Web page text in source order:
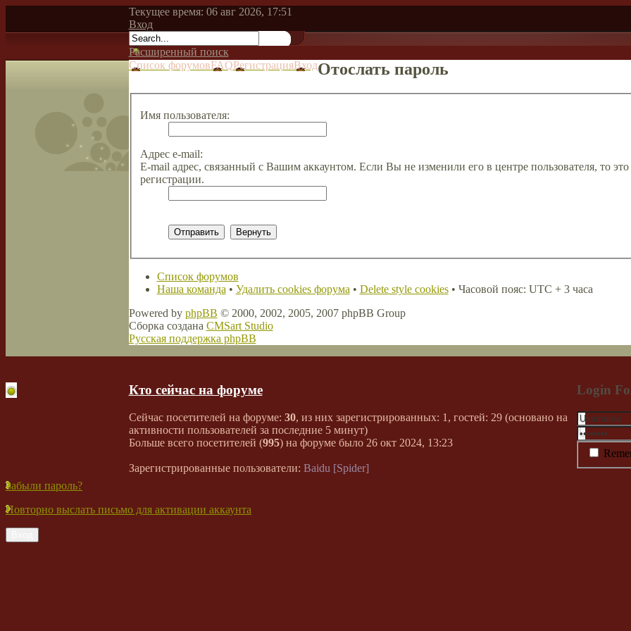
Текущее время: 06 авг 2026, 17:51
Вход
Расширенный поиск
Список форумовFAQРегистрацияВходОтослать пароль
Имя пользователя:
Адрес e-mail:
E-mail адрес, связанный с Вашим аккаунтом. Если Вы не изменили его в центре пользователя, то
регистрации.
Список форумов
Наша команда• Удалить cookies форума• Delete style cookies• Часовой пояс: UTC + 3 часа
Powered by phpBB © 2000, 2002, 2005, 2007 phpBB Group
Сборка создана CMSart Studio
Русская поддержка phpBB
Кто сейчас на форуме
Сейчас посетителей на форуме: 30, из них зарегистрированных: 1, гостей: 29 (основано на
активности пользователей за последние 5 минут)
Больше всего посетителей (995) на форуме было 26 окт 2024, 13:23
Зарегистрированные пользователи: Baidu [Spider]
Login
Забыли пароль?
Повторно выслать письмо для активации аккаунта